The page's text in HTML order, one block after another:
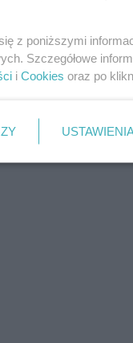
z poniższymi
Szczegółowe
i Cookies oraz po
USTAWIENIA